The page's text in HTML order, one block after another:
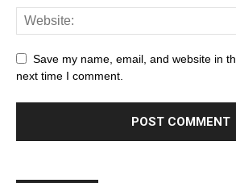
Save my name, email, and website in
next time I comment.